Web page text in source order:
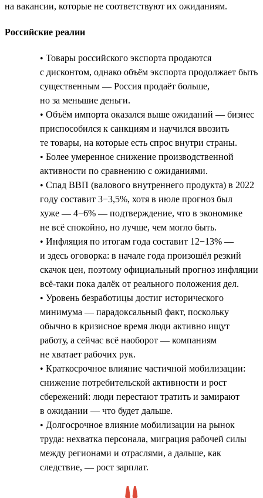
на вакансии, которые не соответствуют их ожиданиям.
Российские реалии
• Товары российского экспорта продаются
с дисконтом, однако объём экспорта продолжает быть
существенным — Россия продаёт больше,
но за меньшие деньги.
• Объём импорта оказался выше ожиданий — бизнес
приспособился к санкциям и научился ввозить
те товары, на которые есть спрос внутри страны.
• Более умеренное снижение производственной
активности по сравнению с ожиданиями.
• Спад ВВП (валового внутреннего продукта) в 2022
году составит 3−3,5%, хотя в июле прогноз был
хуже — 4−6% — подтверждение, что в экономике
не всё спокойно, но лучше, чем могло быть.
• Инфляция по итогам года составит 12−13% —
и здесь оговорка: в начале года произошёл резкий
скачок цен, поэтому официальный прогноз инфляции
всё-таки пока далёк от реального положения дел.
• Уровень безработицы достиг исторического
минимума — парадоксальный факт, поскольку
обычно в кризисное время люди активно ищут
работу, а сейчас всё наоборот — компаниям
не хватает рабочих рук.
• Краткосрочное влияние частичной мобилизации:
снижение потребительской активности и рост
сбережений: люди перестают тратить и замирают
в ожидании — что будет дальше.
• Долгосрочное влияние мобилизации на рынок
труда: нехватка персонала, миграция рабочей силы
между регионами и отраслями, а дальше, как
следствие, — рост зарплат.